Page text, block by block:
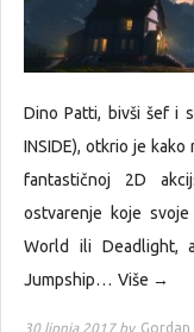
Dino Patti, bivši šef i
INSIDE), otkrio je
fantastičnoj 2D
ostvarenje koje
World ili Deadlight,
Jumpship… Više →
30 lipnja 2017 by Gordan